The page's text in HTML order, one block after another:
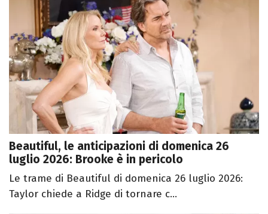
Beautiful, le anticipazioni di domenica 26
luglio 2026: Brooke è in pericolo
Le trame di Beautiful di domenica 26 luglio 2026:
Taylor chiede a Ridge di tornare c...